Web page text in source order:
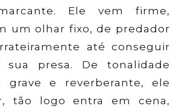
Ele vem firme,
um olhar fixo, de predador
até conseguir
presa. De tonalidade
grave e reverberante, ele
tão logo entra em cena,